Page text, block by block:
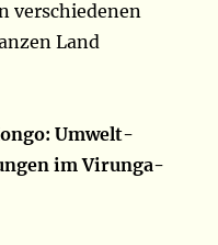
verschiedenen
Land
Umwelt-
im Virunga-